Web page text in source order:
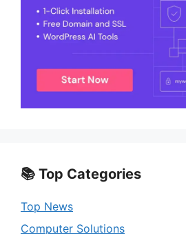
📚 Top Categories
Top News
Computer Solutions